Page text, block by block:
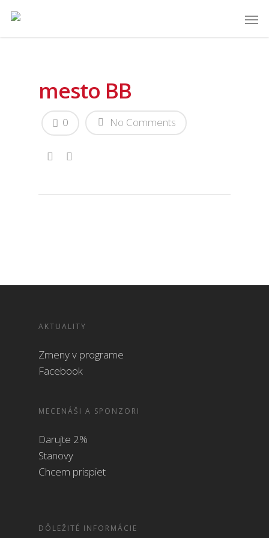
mesto BB
No Comments
0
AKTUALITY
Zmeny v programe
Facebook
MECENÁŠI A SPONZORI
Darujte 2%
Stanovy
Chcem prispiet
DÔLEŽITÉ INFORMÁCIE